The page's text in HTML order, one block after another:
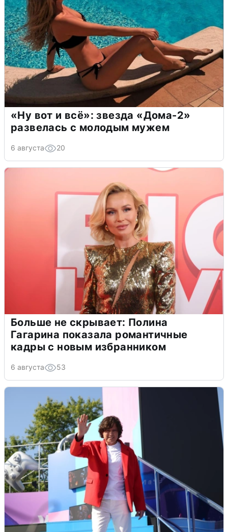
«Ну вот и всё»: звезда «Дома-2»
развелась с молодым мужем
6 августа 20
Больше не скрывает: Полина
Гагарина показала романтичные
кадры с новым избранником
6 августа 53